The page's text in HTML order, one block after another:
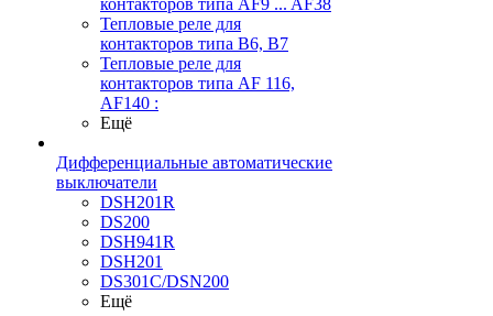
контакторов типа AF9 ... AF38
Тепловые реле для
контакторов типа В6, В7
Тепловые реле для
контакторов типа AF 116,
AF140 :
Ещё
Дифференциальные автоматические
выключатели
DSH201R
DS200
DSH941R
DSH201
DS301C/DSN200
Ещё